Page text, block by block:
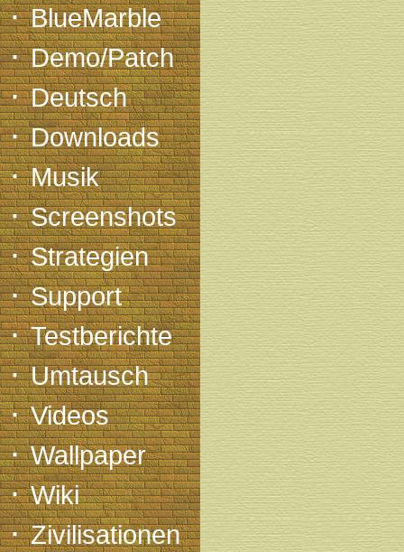
·BlueMarble
·Demo/Patch
·Deutsch
·Downloads
·Musik
·Screenshots
·Strategien
·Support
·Testberichte
·Umtausch
·Videos
·Wallpaper
·Wiki
·Zivilisationen